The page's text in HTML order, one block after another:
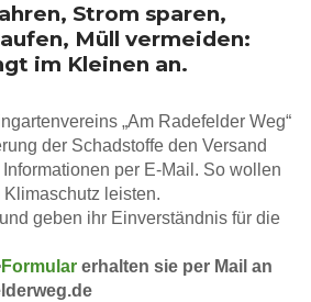
Strom sparen,
Müll vermeiden:
im Kleinen an.
„Am Radefelder Weg“
der Schadstoffe den Versand
per E-Mail. So wollen
leisten.
geben ihr Einverständnis für die
Formular erhalten sie per Mail an